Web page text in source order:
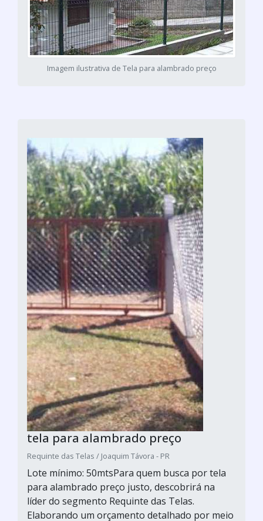
Imagem ilustrativa de Tela para alambrado preço
tela para alambrado preço
Requinte das Telas / Joaquim Távora - PR
Lote mínimo: 50mtsPara quem busca por tela
para alambrado preço justo, descobrirá na
líder do segmento Requinte das Telas.
Elaborando um orçamento detalhado por meio